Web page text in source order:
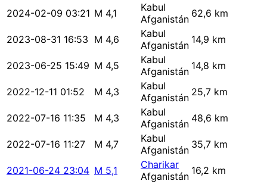
2024-02-09 03:21 M 4,1
Kabul
Afganistán 62,6 km
2023-08-31 16:53 M 4,6
Kabul
Afganistán 14,9 km
2023-06-25 15:49 M 4,5
Kabul
Afganistán 14,8 km
2022-12-11 01:52 M 4,3
Kabul
Afganistán 25,7 km
2022-07-16 11:35 M 4,3
Kabul
Afganistán 48,6 km
2022-07-16 11:27 M 4,7
Kabul
Afganistán 35,7 km
2021-06-24 23:04 M 5,1
Charikar
Afganistán 16,2 km